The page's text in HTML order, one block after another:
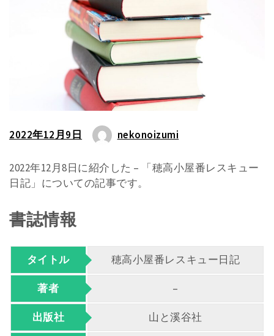
2022年12月9日 nekonoizumi
2022年12月8日に紹介した – 「穂高小屋番レスキュー
日記」についての記事です。
書誌情報
タイトル 穂高小屋番レスキュー日記
著者 –
出版社 山と溪谷社